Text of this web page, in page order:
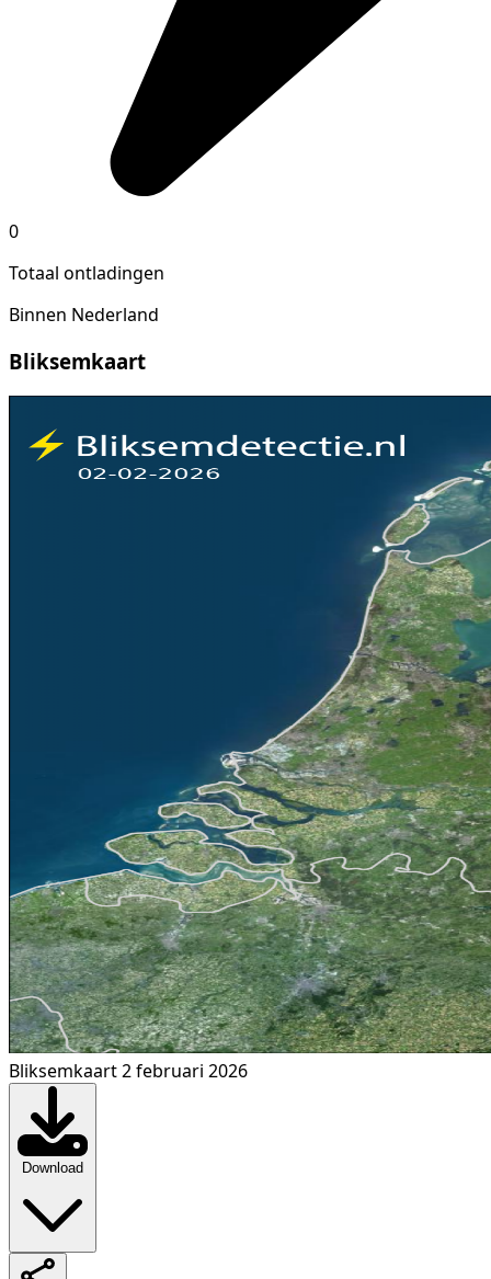
0
Totaal ontladingen
Binnen Nederland
Bliksemkaart
Bliksemkaart 2 februari 2026
Download